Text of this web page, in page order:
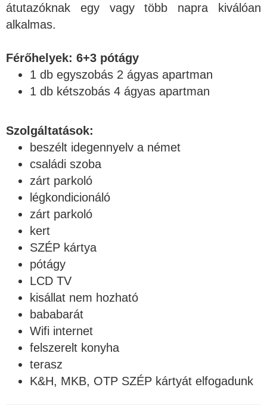
átutazóknak egy vagy több napra kiválóan
alkalmas.
Férőhelyek: 6+3 pótágy
1 db egyszobás 2 ágyas apartman
1 db kétszobás 4 ágyas apartman
Szolgáltatások:
beszélt idegennyelv a német
családi szoba
zárt parkoló
légkondicionáló
zárt parkoló
kert
SZÉP kártya
pótágy
LCD TV
kisállat nem hozható
bababarát
Wifi internet
felszerelt konyha
terasz
K&H, MKB, OTP SZÉP kártyát elfogadunk